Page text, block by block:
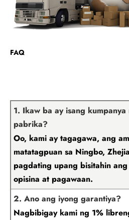
FAQ
1. Ikaw ba ay isang
pabrika?
Oo, kami ay tagagawa, ang
matatagpuan sa Ningbo,
pagdating upang bisitahin
opisina at pagawaan.
2. Ano ang iyong garantiya?
Nagbibigay kami ng 1%